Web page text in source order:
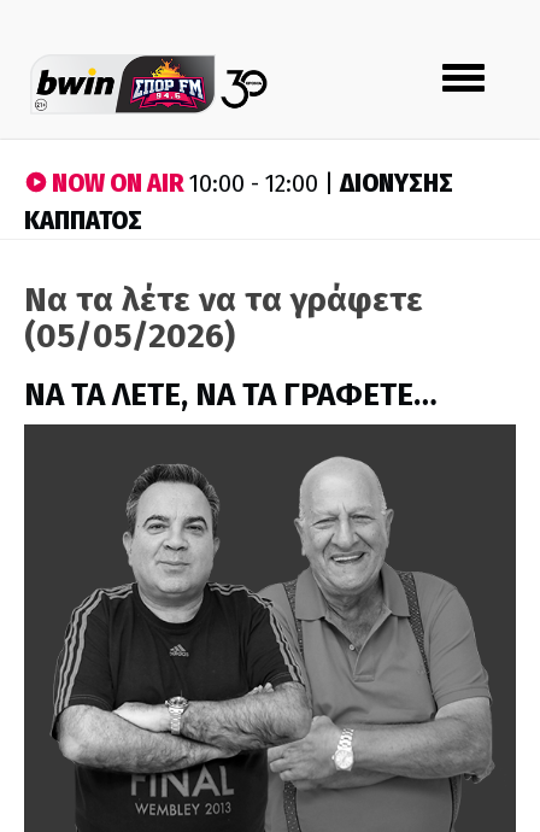
Toggle
navigation
NOW ON AIR10:00 - 12:00 |ΔΙΟΝΥΣΗΣ
ΚΑΠΠΑΤΟΣ
Να τα λέτε να τα γράφετε
(05/05/2026)
ΝΑ ΤΑ ΛΕΤΕ, ΝΑ ΤΑ ΓΡΑΦΕΤΕ…